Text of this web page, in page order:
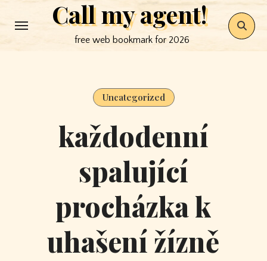
to
Call my agent!
free web bookmark for 2026
Uncategorized
každodenní
spalující
procházka k
uhašení žízně